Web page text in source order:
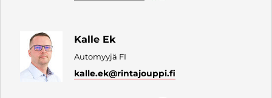
Kalle Ek
Automyyjä FI
kalle.ek@rintajouppi.fi